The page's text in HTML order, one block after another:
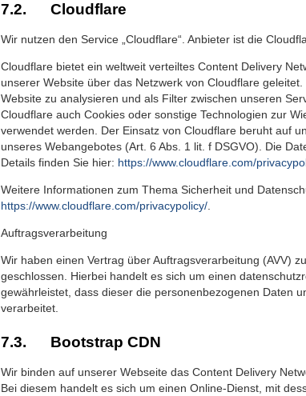
7.2. Cloudflare
Wir nutzen den Service „Cloudflare“. Anbieter ist die
Cloudflare bietet ein weltweit verteiltes Content Delivery
unserer Website über das Netzwerk von Cloudflare
Website zu analysieren und als Filter zwischen unseren
Cloudflare auch Cookies oder sonstige Technologien zur
verwendet werden. Der Einsatz von Cloudflare beruht auf
unseres Webangebotes (Art. 6 Abs. 1 lit. f DSGVO). Die
Details finden Sie hier: https://www.cloudflare.com/
Weitere Informationen zum Thema Sicherheit und
https://www.cloudflare.com/privacypolicy/
Auftragsverarbeitung
Wir haben einen Vertrag über Auftragsverarbeitung (AVV)
geschlossen. Hierbei handelt es sich um einen
gewährleistet, dass dieser die personenbezogenen Daten
verarbeitet.
7.3. Bootstrap CDN
Wir binden auf unserer Webseite das Content Delivery
Bei diesem handelt es sich um einen Online-Dienst, mit